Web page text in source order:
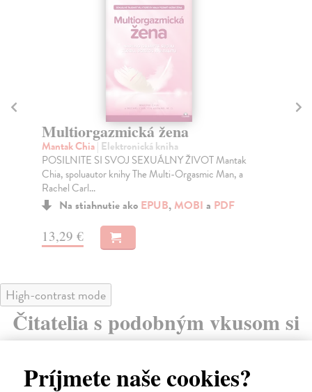
Príjmete naše cookies?
Recept na lásku
Gotttman John| Elektronická kniha
Čo robí lásku trvalou? Prečo jeden pár zostane navždy
spolu, zatiaľ čo iný sa rozíde?
Na stiahnutie ako
High-contrast mode
Čitatelia s podobným vkusom si